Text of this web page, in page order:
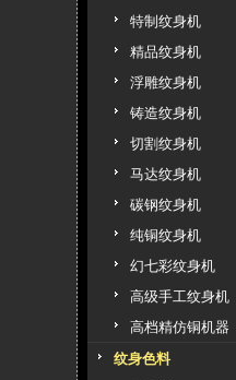
特制纹身机
精品纹身机
浮雕纹身机
铸造纹身机
切割纹身机
马达纹身机
碳钢纹身机
纯铜纹身机
幻七彩纹身机
高级手工纹身机
高档精仿铜机器
纹身色料